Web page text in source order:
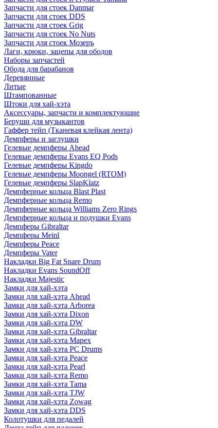
Запчасти для стоек Danmar
Запчасти для стоек DDS
Запчасти для стоек Grig
Запчасти для стоек No Nuts
Запчасти для стоек Мозеръ
Лаги, крюки, зацепы для ободов
Наборы запчастей
Обода для барабанов
Деревянные
Литые
Штампованные
Штоки для хай-хэта
Аксессуары, запчасти и комплектующие
Беруши для музыкантов
Гаффер тейп (Тканевая клейкая лента)
Демпферы и заглушки
Гелевые демпферы Ahead
Гелевые демпферы Evans EQ Pods
Гелевые демпферы Kingdo
Гелевые демпферы Moongel (RTOM)
Гелевые демпферы SlapKlatz
Демпферные кольца Blast Plast
Демпферные кольца Remo
Демпферные кольца Williams Zero Rings
Демпферные кольца и подушки Evans
Демпферы Gibraltar
Демпферы Meinl
Демпферы Peace
Демпферы Vater
Накладки Big Fat Snare Drum
Накладки Evans SoundOff
Накладки Majestic
Замки для хай-хэта
Замки для хай-хэта Ahead
Замки для хай-хэта Arborea
Замки для хай-хэта Dixon
Замки для хай-хэта DW
Замки для хай-хэта Gibraltar
Замки для хай-хэта Mapex
Замки для хай-хэта PC Drums
Замки для хай-хэта Peace
Замки для хай-хэта Pearl
Замки для хай-хэта Remo
Замки для хай-хэта Tama
Замки для хай-хэта TJW
Замки для хай-хэта Zowag
Замки для хай-хэта DDS
Колотушки для педалей